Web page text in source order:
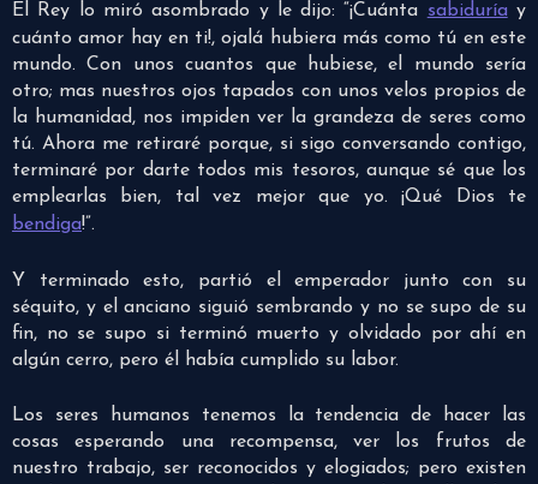
El Rey lo miró asombrado y le dijo: “¡Cuánta sabiduríay
cuánto amor hay en ti!, ojalá hubiera más como tú en este
mundo. Con unos cuantos que hubiese, el mundo sería
otro; mas nuestros ojos tapados con unos velos propios de
la humanidad, nos impiden ver la grandeza de seres como
tú. Ahora me retiraré porque, si sigo conversando contigo,
terminaré por darte todos mis tesoros, aunque sé que los
emplearlas bien, tal vez mejor que yo. ¡Qué Dios te
bendiga!”.
Y terminado esto, partió el emperador junto con su
séquito, y el anciano siguió sembrando y no se supo de su
fin, no se supo si terminó muerto y olvidado por ahí en
algún cerro, pero él había cumplido su labor.
Los seres humanos tenemos la tendencia de hacer las
cosas esperando una recompensa, ver los frutos de
nuestro trabajo, ser reconocidos y elogiados; pero existen